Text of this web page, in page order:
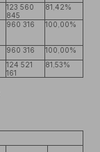
123 560
845
81,42%
960 316 100,00%
960 316
100,00%
124 521
161
81,53%